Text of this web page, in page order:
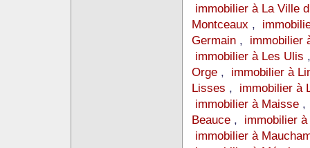
immobilier à La Ville
Montceaux ,
Germain , immobilier
immobilier à Les Ulis
Orge , immobilier à
Lisses , immobilier à
immobilier à Maisse
Beauce , immobilier
immobilier à